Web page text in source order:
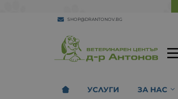
SHOP@DRANTONOV.BG
УСЛУГИ ЗА НАС